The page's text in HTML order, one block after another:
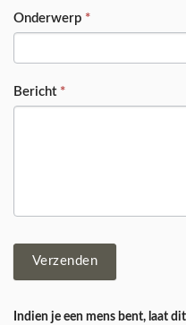
Onderwerp *
Bericht *
Verzenden
Indien je een mens bent, laat